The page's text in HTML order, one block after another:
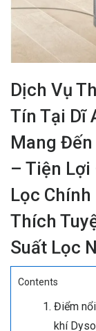
Dịch Vụ
Tín Tại Dĩ
Mang Đến
– Tiện Lợi
Lọc
Thích
Suất Lọc
Contents
Điểm
khí